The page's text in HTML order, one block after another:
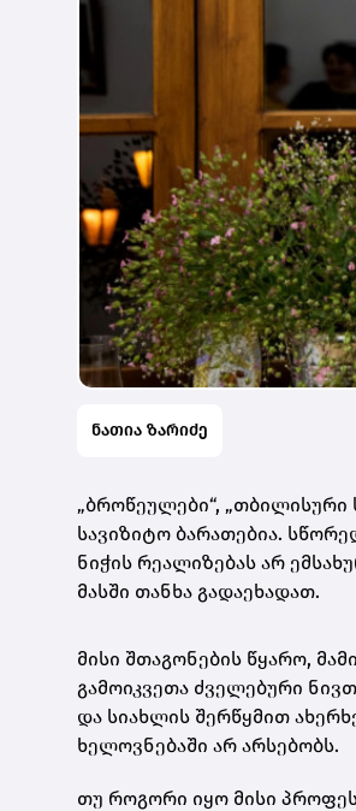
ნათია ზარიძე
„ბროწეულები“, „თბილისური
სავიზიტო ბარათებია.
ნიჭის რეალიზებას არ
მასში თანხა გადაეხადათ.
მისი შთაგონების წყარო,
გამოიკვეთა ძველებური
და სიახლის შერწყმით
ხელოვნებაში არ არსებობს.
თუ როგორი იყო მისი